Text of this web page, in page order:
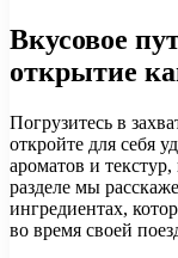
Вкусовое
открытие
Погрузитесь в
откройте для себя
ароматов и
разделе мы
ингредиентах,
во время своей